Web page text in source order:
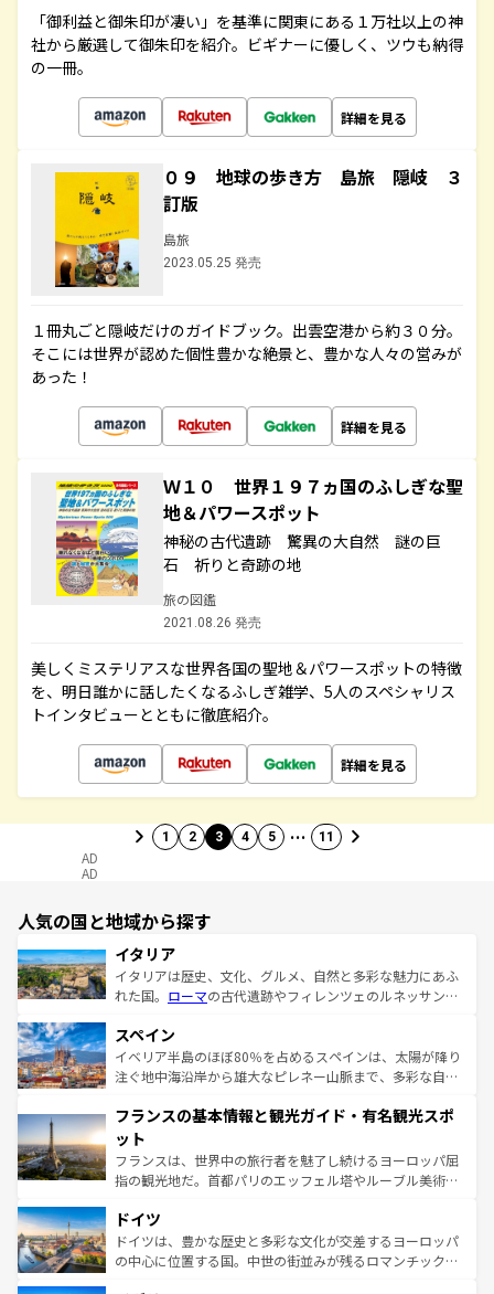
「御利益と御朱印が凄い」を基準に関東にある１万社以上の神
社から厳選して御朱印を紹介。ビギナーに優しく、ツウも納得
の一冊。
詳細を見る
０９ 地球の歩き方 島旅 隠岐 ３
訂版
島旅
2023.05.25 発売
１冊丸ごと隠岐だけのガイドブック。出雲空港から約３０分。
そこには世界が認めた個性豊かな絶景と、豊かな人々の営みが
あった！
詳細を見る
Ｗ１０ 世界１９７ヵ国のふしぎな聖
地＆パワースポット
神秘の古代遺跡 驚異の大自然 謎の巨
石 祈りと奇跡の地
旅の図鑑
2021.08.26 発売
美しくミステリアスな世界各国の聖地＆パワースポットの特徴
を、明日誰かに話したくなるふしぎ雑学、5人のスペシャリス
トインタビューとともに徹底紹介。
詳細を見る
1 2 3 4 5 … 11
AD
AD
人気の国と地域から探す
イタリア
イタリアは歴史、文化、グルメ、自然と多彩な魅力にあふ
れた国。 ローマの古代遺跡やフィレンツェのルネッサンス
ろん、トスカーナの美しい田園風景やアマルフィ海岸の絶
景など、自然景観も見逃せない。観光の合間には、本場の
ピザやパスタなど、絶品のイタリア料理を堪能することも
ませてくれるイタリアで、忘れられない旅をしてみよう！
なお、新着のイタリア情報は
しい。
スペイン
イベリア半島のほぼ80％を占めるスペインは、太陽が降り
注ぐ地中海沿岸から雄大なピレネー山脈まで、多彩な自然
文化が根付くこの国では、情熱的なフラメンコ、熱気あふ
れる闘牛、そして美味しいタパスが生活の一部となってい
る。首都マドリードの洗練された雰囲気や、バルセロナの
アートに溢れた街角から、地方では古代ローマ遺跡や中世
せる。地方によって風土や気候が異なるスペインはその個
性で訪れる人を魅了する。 なお、新着のスペイン情報は コ
ンテンツ一覧を参照してほしい。
フランスの基本情報と観光ガイド・有名観光スポ
ット
フランスは、世界中の旅行者を魅了し続けるヨーロッパ屈
指の観光地だ。首都パリのエッフェル塔やルーブル美術館
で、幅広い魅力が詰まっている。華麗な宮殿、歴史的な大
聖堂、美しいビーチ、そして豊かな自然が、訪れる者を心
から魅了する。また、フランスは美食の国としても知ら
ドイツ
ドイツは、豊かな歴史と多彩な文化が交差するヨーロッパ
の中心に位置する国。中世の街並みが残るロマンチック街